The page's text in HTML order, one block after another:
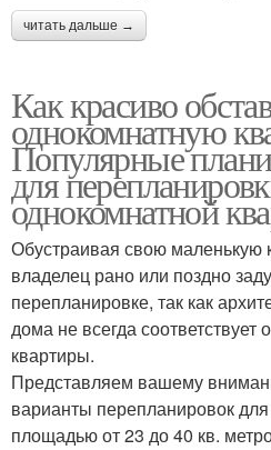
читать дальше →
Как красиво
однокомнатную
Популярные
для
однокомнатной
Обустраивая свою маленькую
владелец рано или поздно
перепланировке, так как
дома не всегда соответствует
квартиры.
Представляем вашему
варианты перепланировок
площадью от 23 до 40 кв.